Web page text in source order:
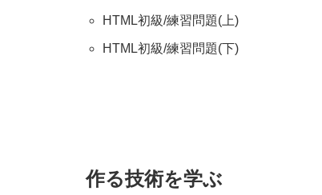
HTML初級/練習問題(上)
HTML初級/練習問題(下)
作る技術を学ぶ